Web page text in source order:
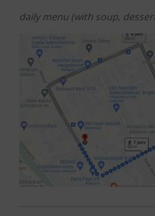
daily menu (with soup,